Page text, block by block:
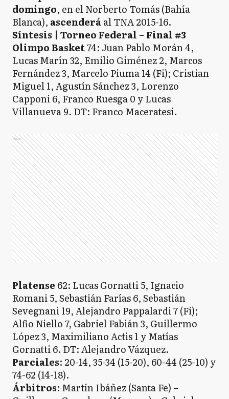
domingo, en el Norberto Tomás (Bahía
Blanca), ascenderáal TNA 2015-16.
Síntesis | Torneo Federal – Final #3
Olimpo Basket74: Juan Pablo Morán 4,
Lucas Marín 32, Emilio Giménez 2, Marcos
Fernández 3, Marcelo Piuma 14 (Fi); Cristian
Miguel 1, Agustín Sánchez 3, Lorenzo
Capponi 6, Franco Ruesga 0 y Lucas
Villanueva 9. DT: Franco Maceratesi.
Ads
Platense 62: Lucas Gornatti 5, Ignacio
Romani 5, Sebastián Farías 6, Sebastián
Sevegnani 19, Alejandro Pappalardi 7 (Fi);
Alfio Niello 7, Gabriel Fabián 3, Guillermo
López 3, Maximiliano Actis 1 y Matías
Gornatti 6. DT: Alejandro Vázquez.
Parciales: 20-14, 35-34 (15-20), 60-44 (25-10) y
74-62 (14-18).
Árbitros: Martín Ibáñez (Santa Fe) –